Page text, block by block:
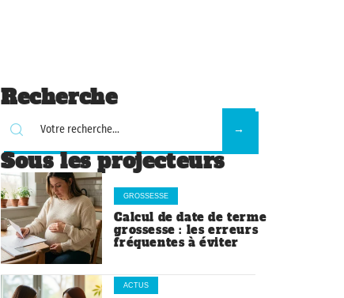
Recherche
Sous les projecteurs
GROSSESSE
Calcul de date de terme
grossesse : les erreurs
fréquentes à éviter
ACTUS